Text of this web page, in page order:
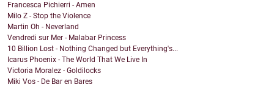
Francesca Pichierri - Amen
Milo Z - Stop the Violence
Martin Oh - Neverland
Vendredi sur Mer - Malabar Princess
10 Billion Lost - Nothing Changed but Everything's...
Icarus Phoenix - The World That We Live In
Victoria Moralez - Goldilocks
Miki Vos - De Bar en Bares